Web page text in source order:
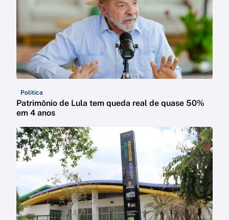
Política
Patrimônio de Lula tem queda real de quase 50%
em 4 anos